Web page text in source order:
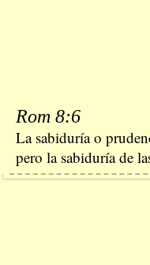
Rom 8:6
La sabiduría o
pero la sabiduría de